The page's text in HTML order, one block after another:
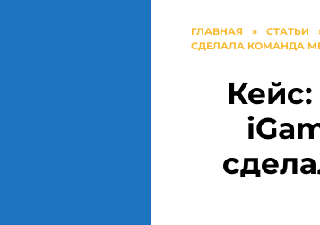
ГЛАВНАЯ » СТАТЬИ
СДЕЛАЛА КОМАНДА
Кейс: